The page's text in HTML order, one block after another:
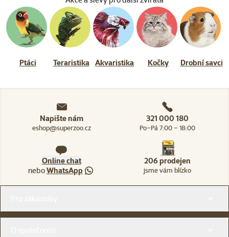
Ptáci Teraristika Akvaristika Kočky Drobní savci
Napište nám
eshop@superzoo.cz
321 000 180
Po–Pá 7:00 – 18:00
Online chat
neboWhatsApp
206 prodejen
jsme vám blízko